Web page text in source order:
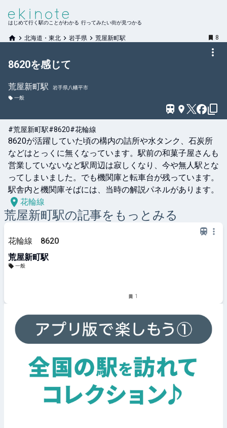
はじめて行く駅のことがわかる 行ってみたい街が見つかる
北海道・東北 岩手県 荒屋新町駅 8
8620を感じて
荒屋新町駅
岩手県八幡平市
一般
#荒屋新町駅#8620#花輪線
8620が活躍していた頃の構内の詰所や水タンク、石炭所
などはとっくに無くなっています。駅前の和菓子屋さんも
営業していないなど駅周辺は寂しくなり、今や無人駅とな
ってしまいました。でも機関庫と転車台が残っています。
駅舎内と機関庫そばには、当時の解説パネルがあります。
花輪線
荒屋新町駅の記事をもっとみる
花輪線 8620
荒屋新町駅
一般
1